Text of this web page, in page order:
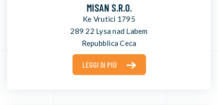
MISAN S.R.O.
Ke Vrutici 1795
289 22 Lysa nad Labem
Repubblica Ceca
LEGGI DI PIÙ